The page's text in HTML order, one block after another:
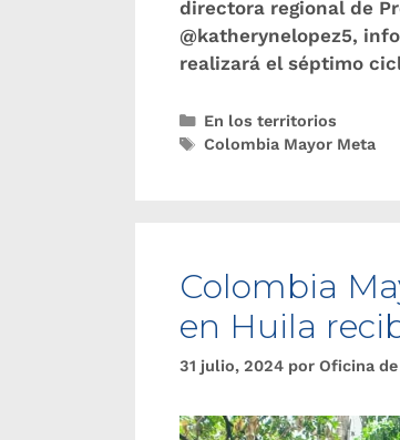
directora regional de
@katherynelopez5,
realizará el séptimo
En los territorios
Colombia Mayor Meta
Colombia
en Huila
31 julio, 2024 por Oficina